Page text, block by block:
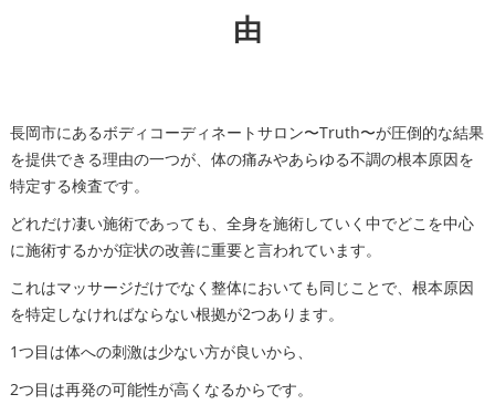
由
長岡市にあるボディコーディネートサロン〜Truth〜が圧倒的な結果
を提供できる理由の一つが、体の痛みやあらゆる不調の根本原因を
特定する検査です。
どれだけ凄い施術であっても、全身を施術していく中でどこを中心
に施術するかが症状の改善に重要と言われています。
これはマッサージだけでなく整体においても同じことで、根本原因
を特定しなければならない根拠が2つあります。
1つ目は体への刺激は少ない方が良いから、
2つ目は再発の可能性が高くなるからです。